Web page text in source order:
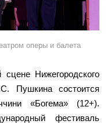
оперы и балета
Нижегородского
Пушкина состоится
«Богема» (12+).
фестиваль